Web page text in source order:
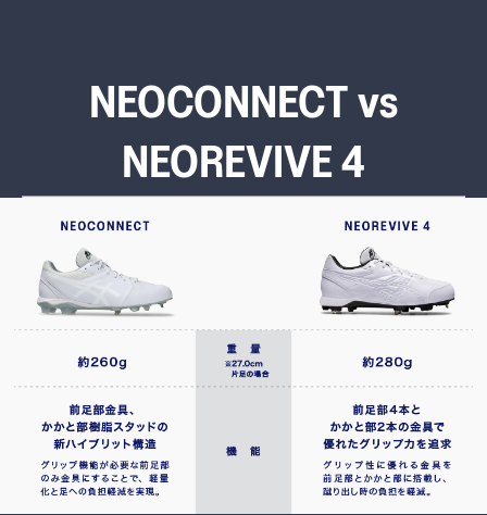
NEOCONNECT vs
NEOREVIVE 4